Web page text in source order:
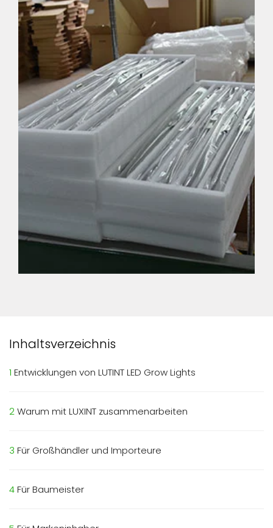
Inhaltsverzeichnis
1 Entwicklungen von LUTINT LED Grow Lights
2Warum mit LUXINT zusammenarbeiten
3 Für Großhändler und Importeure
4Für Baumeister